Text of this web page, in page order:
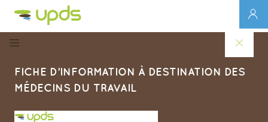
FICHE D’INFORMATION À DESTINATION DES
MÉDECINS DU TRAVAIL